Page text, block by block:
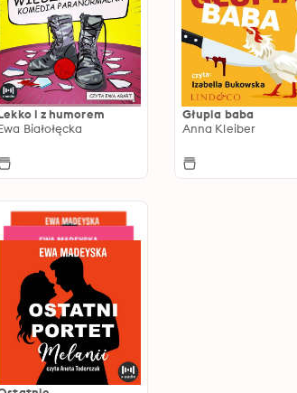
i z humorem
Białołęcka
Głupia baba
Anna Kleiber